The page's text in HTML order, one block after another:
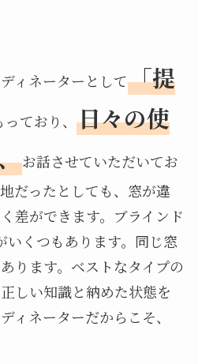
ィネーターとして「提
ており、 日々の使
お話させていただいてお
だったとしても、窓が違
差ができます。ブラインド
いくつもあります。同じ窓
ります。ベストなタイプの
しい知識と納めた状態を
ィネーターだからこそ、